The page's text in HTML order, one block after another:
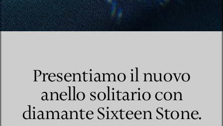
Presentiamo il nuovo
anello solitario con
diamante Sixteen Stone.